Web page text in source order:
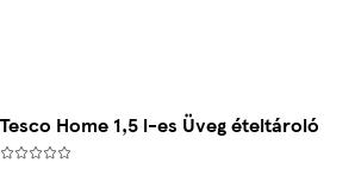
Tesco Home 1,5 l-es Üveg ételtároló